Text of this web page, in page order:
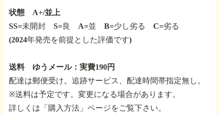
状態 A+/並上
SS=未開封 S=良 A=並 B=少し劣る C=劣る
(2024年発売を前提とした評価です)
送料 ゆうメール：実費190円
配達は郵便受け。追跡サービス、配達時間帯指定無し。
※送料は予定です。変更になる場合があります。
詳しくは「購入方法」ページをご覧下さい。